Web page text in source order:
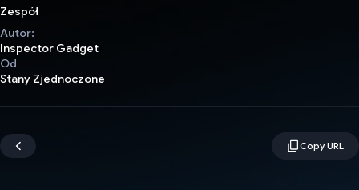
Zespół
Autor:
Inspector Gadget
Od
Stany Zjednoczone